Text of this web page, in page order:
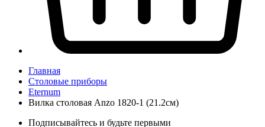
Главная
Столовые приборы
Eternum
Вилка столовая Anzo 1820-1 (21.2см)
Подписывайтесь и будьте первыми